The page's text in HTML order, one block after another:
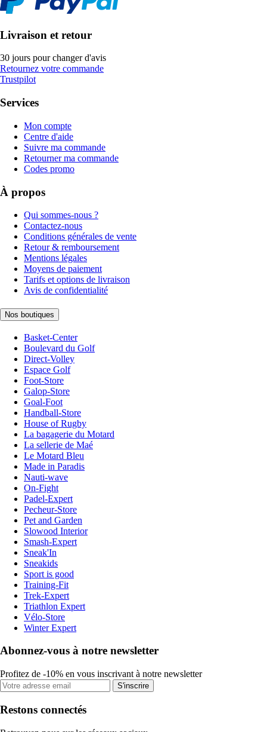
Livraison et retour
30 jours pour changer d'avis
Retournez votre commande
Trustpilot
Services
Mon compte
Centre d'aide
Suivre ma commande
Retourner ma commande
Codes promo
À propos
Qui sommes-nous ?
Contactez-nous
Conditions générales de vente
Retour & remboursement
Mentions légales
Moyens de paiement
Tarifs et options de livraison
Avis de confidentialité
Nos boutiques
Basket-Center
Boulevard du Golf
Direct-Volley
Espace Golf
Foot-Store
Galop-Store
Goal-Foot
Handball-Store
House of Rugby
La bagagerie du Motard
La sellerie de Maé
Le Motard Bleu
Made in Paradis
Nauti-wave
On-Fight
Padel-Expert
Pecheur-Store
Pet and Garden
Slowood Interior
Smash-Expert
Sneak'In
Sneakids
Sport is good
Training-Fit
Trek-Expert
Triathlon Expert
Vélo-Store
Winter Expert
Abonnez-vous à notre newsletter
Profitez de -10% en vous inscrivant à notre newsletter
S'inscrire
Restons connectés